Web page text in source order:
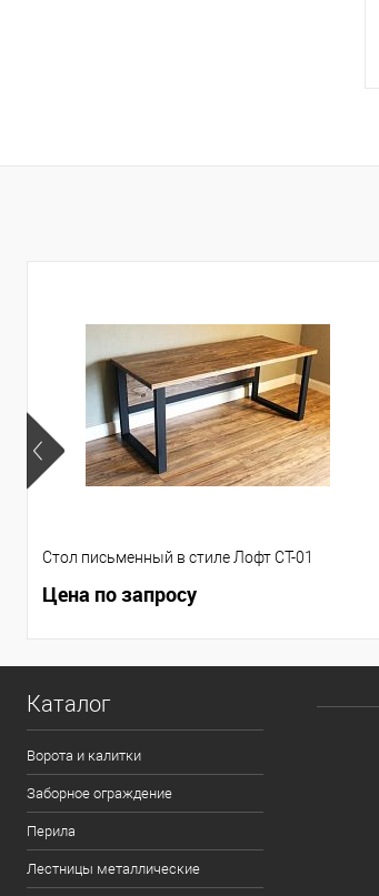
Стол письменный в стиле Лофт СТ-01
Цена по запросу
Каталог
Ворота и калитки
Заборное ограждение
Перила
Лестницы металлические